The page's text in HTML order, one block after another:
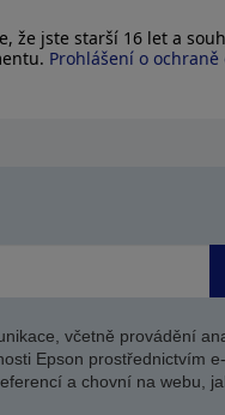
že jste starší 16 let a
Prohlášení o ochraně
včetně provádění
Epson prostřednictvím e-
a chovní na webu,